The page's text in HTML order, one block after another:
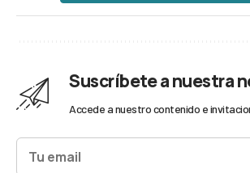
Suscríbete a nuestra
Accede a nuestro contenido e